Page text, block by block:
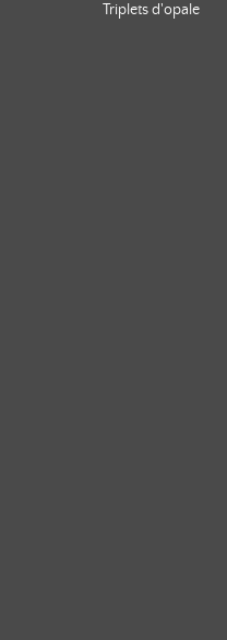
Triplets d'opale